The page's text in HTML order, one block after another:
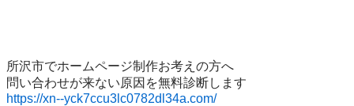
所沢市でホームページ制作お考えの方へ
https://xn--yck7ccu3lc0782dl34a.com/